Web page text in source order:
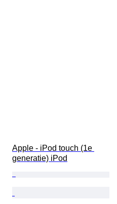
Apple - iPod touch (1e
generatie) iPod